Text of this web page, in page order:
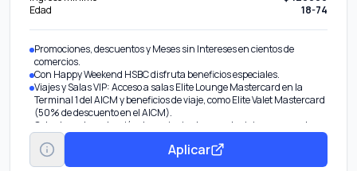
Edad
18-74
Promociones, descuentos y Meses sin Intereses en cientos de
comercios.
Con Happy Weekend HSBC disfruta beneficios especiales.
Viajes y Salas VIP: Acceso a salas Elite Lounge Mastercard en la
Terminal 1 del AICM y beneficios de viaje, como Elite Valet Mastercard
(50% de descuento en el AICM).
Cobertura de protección de equipaje, demora de viaje, y seguro de
autos alquilados.
Protección de compras. Cobertura por daño accidental o robo dentro
de los 180 días de la compra.
Aplicar